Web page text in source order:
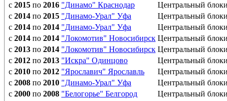
с 2015 по 2016 "Динамо" Краснодар
Центральный
с 2014 по 2015 "Динамо-Урал" Уфа
Центральный
с 2014 по 2014 "Динамо-Урал" Уфа
Центральный
с 2014 по 2014 "Локомотив" Новосибирск Центральный
с 2013 по 2014 "Локомотив" Новосибирск Центральный
с 2012 по 2013 "Искра" Одинцово
Центральный
с 2010 по 2012 "Ярославич" Ярославль
Центральный
с 2008 по 2010 "Динамо-Урал" Уфа
Центральный
с 2000 по 2008 "Белогорье" Белгород Центральный